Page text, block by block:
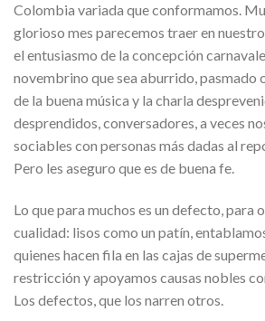
Colombia variada que conformamos.
glorioso mes parecemos traer en
el entusiasmo de la concepción
novembrino que sea aburrido, pasmado
de la buena música y la charla
desprendidos, conversadores, a veces
sociables con personas más dadas al
Pero les aseguro que es de buena fe.
Lo que para muchos es un defecto, para
cualidad: lisos como un patín,
quienes hacen fila en las cajas de
restricción y apoyamos causas nobles
Los defectos, que los narren otros.